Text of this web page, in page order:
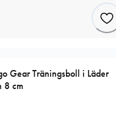
Gear Träningsboll i Läder
8 cm